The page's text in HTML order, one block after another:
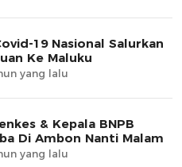
19 Nasional Salurkan
Ke Maluku
yang lalu
& Kepala BNPB
Di Ambon Nanti Malam
yang lalu